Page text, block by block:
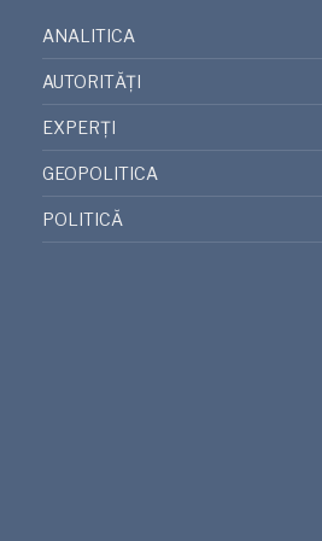
ANALITICA
AUTORITĂȚI
EXPERȚI
GEOPOLITICA
POLITICĂ